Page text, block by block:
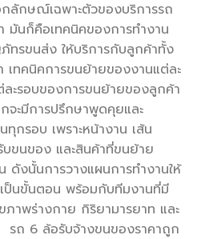
กลักษณ์เฉพาะตัวของบริการรถ
มันก็คือเทคนิคของการทำงาน
ทรขนส่ง ให้บริการกับลูกค้าทั้ง
เทคนิคการขนย้ายของงานแต่ละ
ะรอบของการขนย้ายของลูกค้า
ะมีการปรึกษาพูดคุยและ
กรอบ เพราะหน้างาน เส้น
ขนของ และสินค้าที่ขนย้าย
งนั้นการวางแผนการทำงานให้
ป็นขั้นตอน พร้อมกับทีมงานที่มี
ภาพร่างกาย กิริยามารยาท และ
ถ 6 ล้อรับจ้างขนของราคาถูก